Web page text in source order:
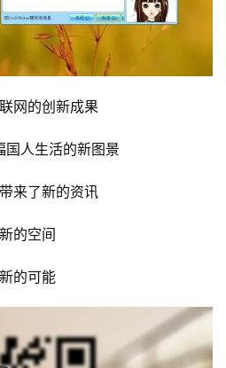
网的创新成果
国人生活的新图景
来了新的资讯
新的空间
新的可能